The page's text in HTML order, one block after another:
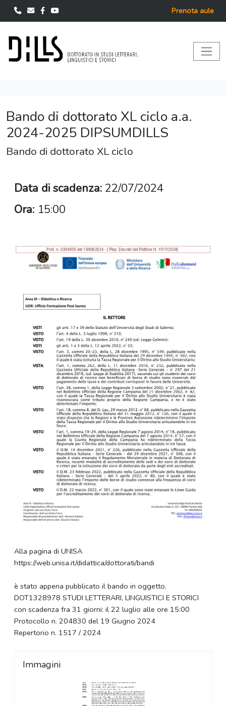
Prenota aule
Bando di dottorato XL ciclo a.a.
2024-2025 DIPSUMDILLS
Bando di dottorato XL ciclo
Data di scadenza: 22/07/2024
Ora: 15:00
Alla pagina di UNISA
https://web.unisa.it/didattica/dottorati/bandi
è stato appena pubblicato il bando in oggetto.
DOT1328978 STUDI LETTERARI, LINGUISTICI E STORICI
con scadenza fra 31 giorni: il 22 luglio alle ore 15:00
Protocollo n. 204830 del 19 Giugno 2024
Repertorio n. 1517 / 2024
Immagini